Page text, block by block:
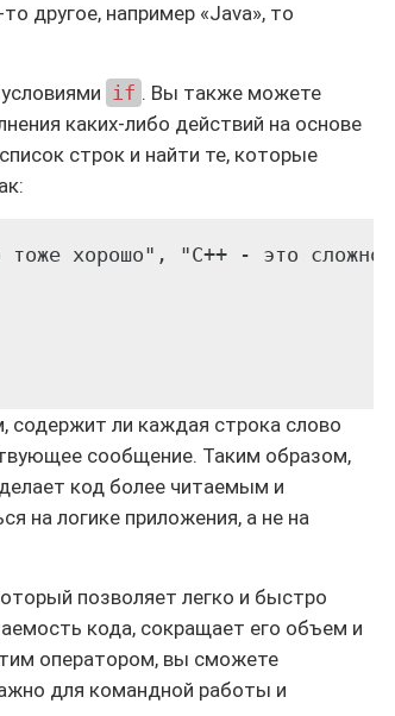
другое, например «Java», то
if . Вы также можете
каких-либо действий на основе
строк и найти те, которые
хорошо", "C++ - это сложно"]
содержит ли каждая строка слово
сообщение. Таким образом,
код более читаемым и
на логике приложения, а не на
позволяет легко и быстро
кода, сокращает его объем и
оператором, вы сможете
для командной работы и